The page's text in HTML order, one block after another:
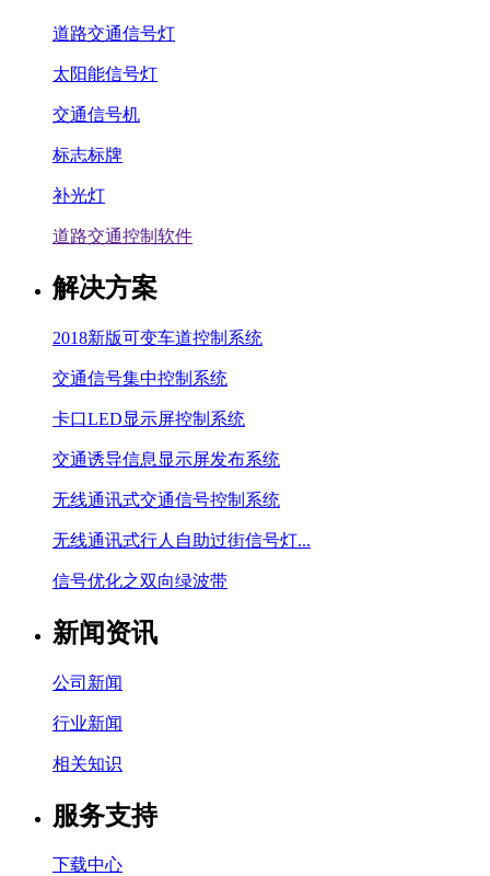
道路交通信号灯
太阳能信号灯
交通信号机
标志标牌
补光灯
道路交通控制软件
解决方案
2018新版可变车道控制系统
交通信号集中控制系统
卡口LED显示屏控制系统
交通诱导信息显示屏发布系统
无线通讯式交通信号控制系统
无线通讯式行人自助过街信号灯...
信号优化之双向绿波带
新闻资讯
公司新闻
行业新闻
相关知识
服务支持
下载中心